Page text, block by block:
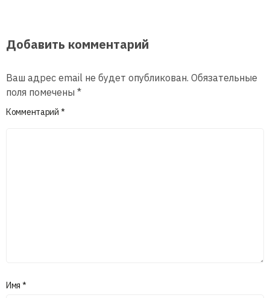
Добавить комментарий
Ваш адрес email не будет опубликован. Обязательные
поля помечены *
Комментарий *
Имя *